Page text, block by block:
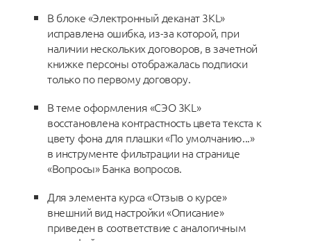
В блоке «Электронный деканат 3KL»
исправлена ошибка, из-за которой, при
наличии нескольких договоров, в зачетной
книжке персоны отображалась подписки
только по первому договору.
В теме оформления «СЭО 3KL»
восстановлена контрастность цвета текста к
цвету фона для плашки «По умолчанию...»
в инструменте фильтрации на странице
«Вопросы» Банка вопросов.
Для элемента курса «Отзыв о курсе»
внешний вид настройки «Описание»
приведен в соответствие с аналогичным